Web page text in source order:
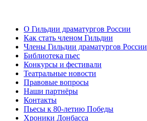
О Гильдии драматургов России
Как стать членом Гильдии
Члены Гильдии драматургов России
Библиотека пьес
Конкурсы и фестивали
Театральные новости
Правовые вопросы
Наши партнёры
Контакты
Пьесы к 80-летию Победы
Хроники Донбасса